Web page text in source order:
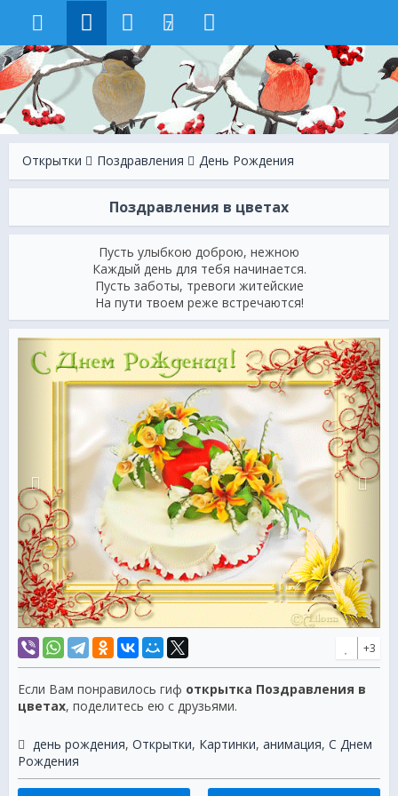
7
Открытки Поздравления День Рождения
Поздравления в цветах
Пусть улыбкою доброю, нежною
Каждый день для тебя начинается.
Пусть заботы, тревоги житейские
На пути твоем реже встречаются!
+3
Если Вам понравилось гиф открытка Поздравления в
цветах, поделитесь ею с друзьями.
день рождения, Открытки, Картинки, анимация, С Днем
Рождения